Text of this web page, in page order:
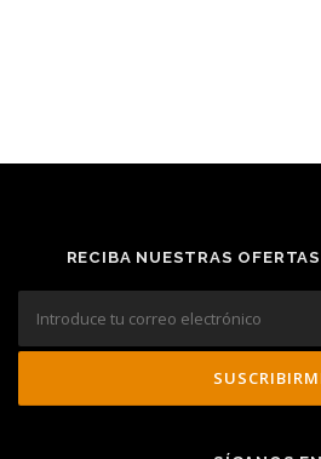
RECIBA NUESTRAS